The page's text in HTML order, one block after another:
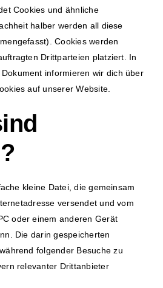
Cookies und ähnliche
halber werden all diese
Cookies werden
Drittparteien platziert. In
informieren wir dich über
auf unserer Website.
kleine Datei, die gemeinsam
versendet und vom
oder einem anderen Gerät
Die darin gespeicherten
folgender Besuche zu
relevanter Drittanbieter